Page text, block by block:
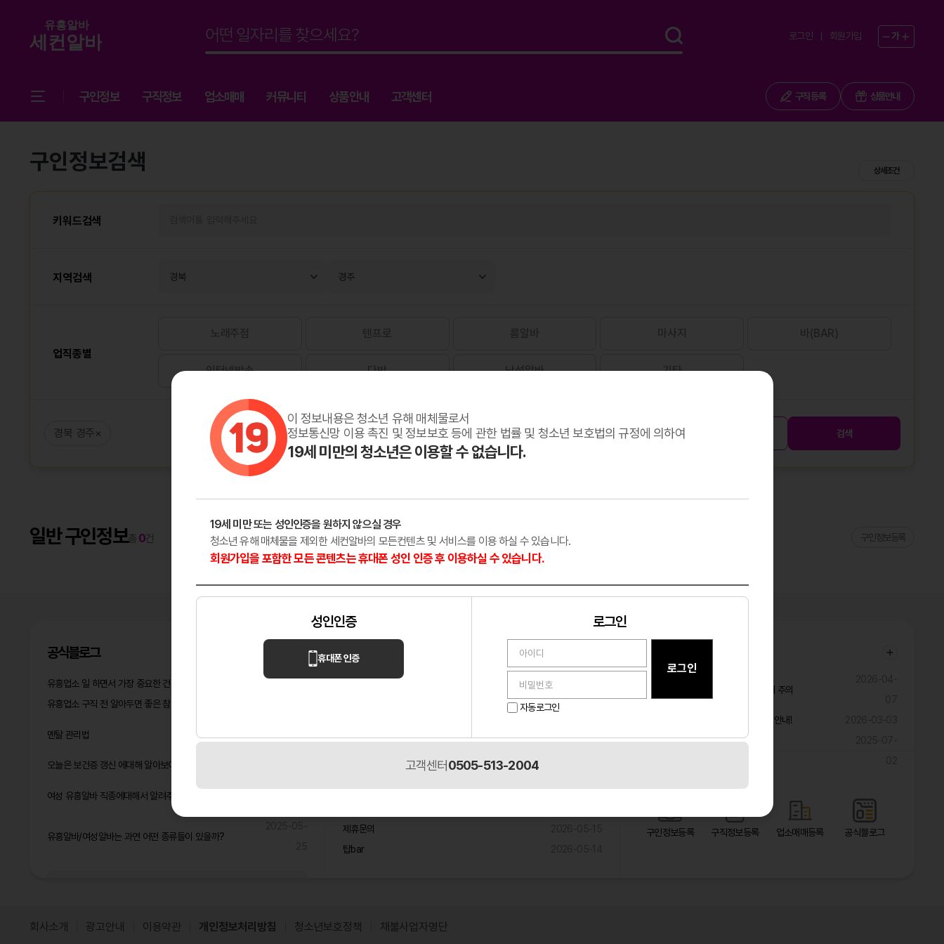
로그인 회원가입 가
구인정보 구직정보 업소매매 커뮤니티 상품안내 고객센터 구직 등록 상품안내
구인정보검색 상세조건
키워드검색
지역검색
업직종별
노래주점 텐프로 룸알바 마사지 바(BAR)
인터넷방송 다방 남성알바 기타
검색
경북 경주×
일반 구인정보총0건 구인정보등록
공식블로그
유흥업소 일 하면서 가장 중요한 건 멘탈 관리다
유흥업소 구직 전 알아두면 좋은 참고사항
멘탈 관리법
05
오늘은 보건증 갱신 에대해 알아보아요^^
유흥알바/여성알바는 과연 어떤 종류들이 있을까?
언니들 이야기
퇴근 30분 전 들어온 손님 하나 때문에 멘탈 나간 밤
2026-05-14
알바하다가 단골 생겼는데, 이게 맞나 싶었던 이야기
2026-05-10
02
제휴문의
탑bar
불법ㆍ과장 구인광고 및 취업사기 피해 주의
구직자 대상 해외 취업 관련 피해 예방 안내!
구인정보등록 구직정보등록 업소매매등록 공식블로그
회사소개 광고안내 이용약관 개인정보처리방침 청소년보호정책 채불사업자명단
이 정보내용은 청소년 유해 매체물로서
정보통신망 이용 촉진 및 정보보호 등에 관한 법률 및 청소년 보호법의 규정에 의하여
19세 미만의 청소년은 이용할 수 없습니다.
19세 미만 또는 성인인증을 원하지 않으실 경우
청소년 유해 매체물을 제외한 세컨알바의 모든컨텐츠 및 서비스를 이용 하실 수 있습니다.
회원가입을 포함한 모든 콘텐츠는 휴대폰 성인 인증 후 이용하실 수 있습니다.
성인인증
휴대폰 인증
로그인
자동로그인
고객센터0505-513-2004